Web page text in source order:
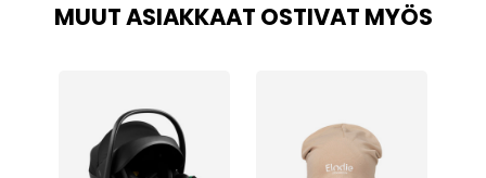
MUUT ASIAKKAAT OSTIVAT MYÖS